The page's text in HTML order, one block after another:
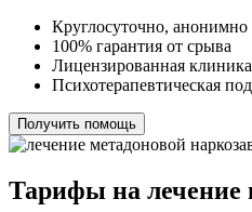
Круглосуточно, анонимно
100% гарантия от срыва
Лицензированная клиника
Психотерапевтическая
Получить помощь
Тарифы на лечение